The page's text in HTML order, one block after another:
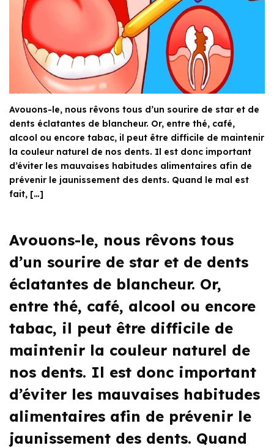
Avouons-le, nous rêvons tous d’un sourire de star et de
dents éclatantes de blancheur. Or, entre thé, café,
alcool ou encore tabac, il peut être difficile de maintenir
la couleur naturel de nos dents. Il est donc important
d’éviter les mauvaises habitudes alimentaires afin de
prévenir le jaunissement des dents. Quand le mal est
fait, […]
Avouons-le, nous rêvons tous
d’un sourire de star et de dents
éclatantes de blancheur. Or,
entre thé, café, alcool ou encore
tabac, il peut être difficile de
maintenir la couleur naturel de
nos dents. Il est donc important
d’éviter les mauvaises habitudes
alimentaires afin de prévenir le
jaunissement des dents. Quand